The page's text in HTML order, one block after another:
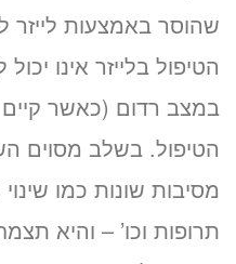
שהוסר באמצעות
הטיפול בלייזר אינו
במצב רדום (כאשר
הטיפול. בשלב מסוים
מסיבות שונות כמו
תרופות וכו’ – והיא